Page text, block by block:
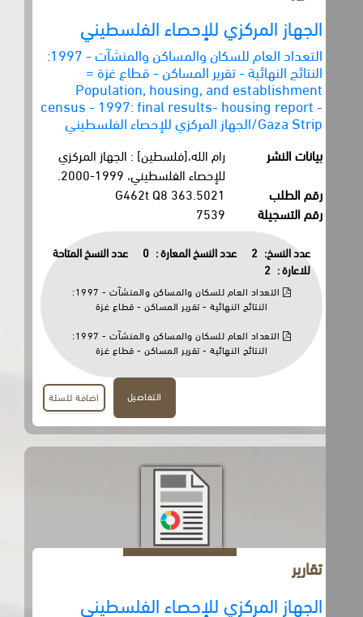
الجهاز المركزي للإحصاء الفلسطيني
التعداد العام للسكان والمساكن والمنشآت - 1997:
النتائج النهائية - تقرير المساكن - قطاع غزة =
Population, housing, and establishment
census - 1997: final results- housing report -
Gaza Strip/الجهاز المركزي للإحصاء الفلسطيني
بيانات النشر
رام الله،[فلسطين] : الجهاز المركزي
للإحصاء الفلسطيني، 1999-2000.
رقم الطلب
363.5021 G462t Q8
رقم التسجيلة
7539
عدد النسخ: 2 عدد النسخ المعارة : 0
عدد النسخ المتاحة
للاعارة : 2
التعداد العام للسكان والمساكن والمنشآت - 1997:
النتائج النهائية - تقرير المساكن - قطاع غزة
التعداد العام للسكان والمساكن والمنشآت - 1997:
النتائج النهائية - تقرير المساكن - قطاع غزة
اضافة للسلة
الجهاز المركزي للإحصاء الفلسطيني